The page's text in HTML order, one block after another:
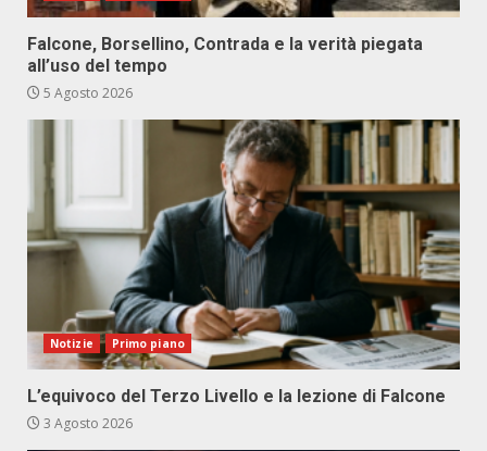
Falcone, Borsellino, Contrada e la verità piegata
all’uso del tempo
5 Agosto 2026
Notizie Primo piano
L’equivoco del Terzo Livello e la lezione di Falcone
3 Agosto 2026